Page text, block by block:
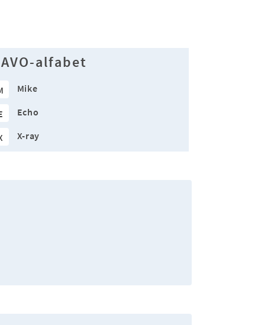
alfabet
Mike
Echo
X-ray